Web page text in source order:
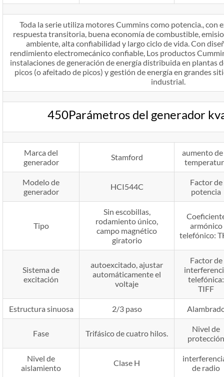
Toda la serie utiliza motores Cummins como potencia., con
respuesta transitoria, buena economía de combustible,
ambiente, alta confiabilidad y largo ciclo de vida. Con
rendimiento electromecánico confiable, Los productos
instalaciones de generación de energía distribuida en plantas
picos (o afeitado de picos) y gestión de energía en grandes
industrial.
450Parámetros del generador
Marca del
generador
Stamford
aumento de
Modelo de
generador
HCI544C
Factor de
potencia
Tipo
Sin escobillas,
rodamiento único,
campo magnético
giratorio
armónico
telefónico:
Sistema de
excitación
autoexcitado, ajustar
automáticamente el
voltaje
Factor de
telefónica:
TIFF
Estructura sinuosa 2/3 paso
Fase Trifásico de cuatro hilos.
Nivel de
protección
Nivel de
aislamiento
Clase H
de radio